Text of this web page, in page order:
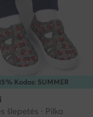
Kodas: SUMMER
šlepetės · Pilka